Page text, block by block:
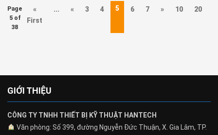
Page
5 of
38
«
First
... « 3 4 5 6 7 » 10 20
GIỚI THIỆU
CÔNG TY TNHH THIẾT BỊ KỸ THUẬT HANTECH
Văn phòng: Số 399, đường Nguyễn Đức Thuận, X. Gia Lâm, TP.